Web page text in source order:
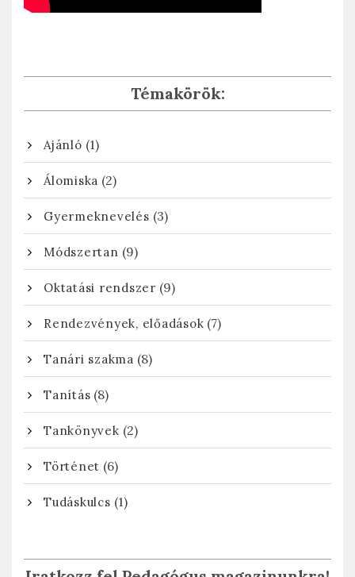
Témakörök:
Ajánló (1)
Álomiska (2)
Gyermeknevelés (3)
Módszertan (9)
Oktatási rendszer (9)
Rendezvények, előadások (7)
Tanári szakma (8)
Tanítás (8)
Tankönyvek (2)
Történet (6)
Tudáskulcs (1)